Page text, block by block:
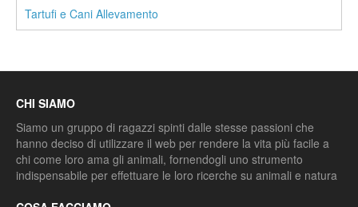
Tartufi e Cani Allevamento
CHI SIAMO
Siamo un gruppo di ragazzi spinti dalle stesse passioni che
hanno deciso di utilizzare il web per rendere la vita più facile a
chi come loro ama gli animali, fornendogli uno strumento
indispensabile per effettuare le loro ricerche su animali e natura